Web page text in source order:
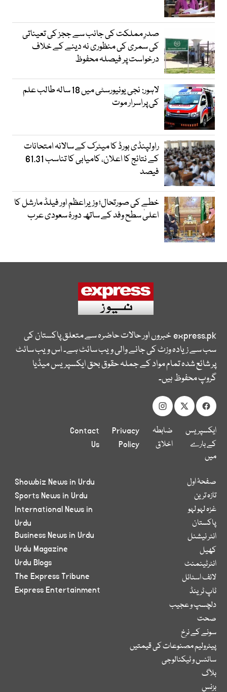
صدرِ مملکت کی جانب سے ججز کی تعیناتی
کی سمری کی منظوری نہ دینے کے خلاف
درخواست پر فیصلہ محفوظ
لاہور: نجی یونیورسٹی میں 18 سالہ طالب علم
کی پراسرار موت
راولپنڈی بورڈ کا میٹرک کے سالانہ امتحانات
کے نتائج کا اعلان، کامیابی کا تناسب 61.31
فیصد
خطے کی صورتحال؛ وزیراعظم اور فیلڈ مارشل کا
اعلیٰ سطح وفد کے ساتھ دورۂ سعودی عرب
express.pkخبروں اور حالات حاضرہ سے متعلق پاکستان کی
سب سے زیادہ وزٹ کی جانے والی ویب سائٹ ہے۔ اس ویب سائٹ
پر شائع شدہ تمام مواد کے جملہ حقوق بحق ایکسپریس میڈیا
گروپ محفوظ ہیں۔
ایکسپریس
کے بارے
میں
ضابطہ
اخلاق
Privacy
Policy
Contact
Us
صفحۂ اول
تازہ ترین
غزہ لہو لہو
پاکستان
انٹر نیشنل
کھیل
انٹرٹینمنٹ
لائف اسٹائل
ٹاپ ٹرینڈ
دلچسپ و عجیب
صحت
سونے کے نرخ
پیٹرولیم مصنوعات کی قیمتیں
سائنس و ٹیکنالوجی
بلاگ
بزنس
Showbiz News in Urdu
Sports News in Urdu
International News in
Urdu
Business News in Urdu
Urdu Magazine
Urdu Blogs
The Express Tribune
Express Entertainment